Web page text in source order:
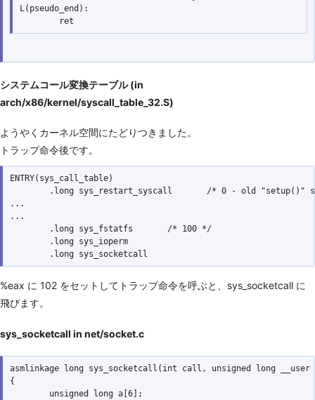
L(pseudo_end):
システムコール変換テーブル (in
arch/x86/kernel/syscall_table_32.S)
ようやくカーネル空間にたどりつきました。
トラップ命令後です。
ENTRY(sys_call_table)
.long sys_restart_syscall       /* 0 - old "setup()"
...
...
        .long sys_fstatfs       /* 100 */
        .long sys_ioperm
%eax に 102 をセットしてトラップ命令を呼ぶと、sys_socketcall に
飛びます。
sys_socketcall in net/socket.c
asmlinkage long sys_socketcall(int call, unsigned long __user
{
        unsigned long a[6];